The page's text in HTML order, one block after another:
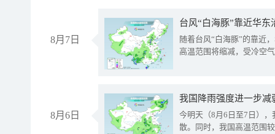
8月7日
台风“白海豚”靠近华
随着台风“白海豚”的靠近
高温范围将缩减，受冷空
8月6日
今明天（8月6日至7日）
散。同时，我国高温范围